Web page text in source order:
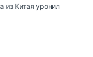
из Китая уронил